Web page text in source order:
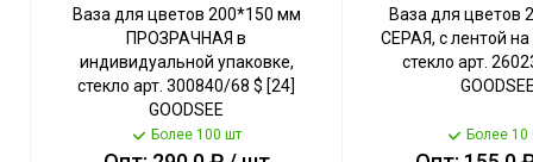
Ваза для цветов 200*150 мм
ПРОЗРАЧНАЯ в
индивидуальной упаковке,
стекло арт. 300840/68 $ [24]
GOODSEE
Более 100 шт
Ваза для цветов
СЕРАЯ, с лентой
стекло арт.
Более 10